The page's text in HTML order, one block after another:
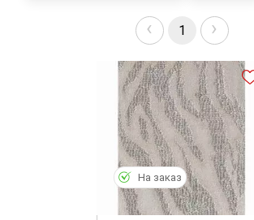
‹ 1 ›
На заказ